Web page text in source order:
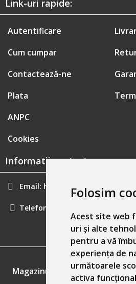
Folosim
Acest site web
uri și alte
pentru a vă
experiența de
următoarele
activa
Link-uri rapide:
Autentificare
Cum cumpar
Contactează-ne
Plata
ANPC
Cookies
Informatii contact:
Email: hainecomode@gmail.com
Telefon:
GDPR
Magazinul nostru respecta